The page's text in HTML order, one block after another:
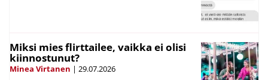
Miksi mies flirttailee, vaikka ei olisi
kiinnostunut?
Minea Virtanen | 29.07.2026